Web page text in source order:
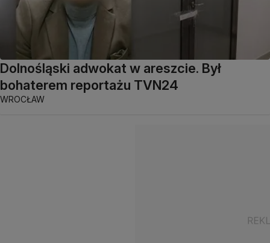
Dolnośląski adwokat w areszcie. Był
bohaterem reportażu TVN24
WROCŁAW